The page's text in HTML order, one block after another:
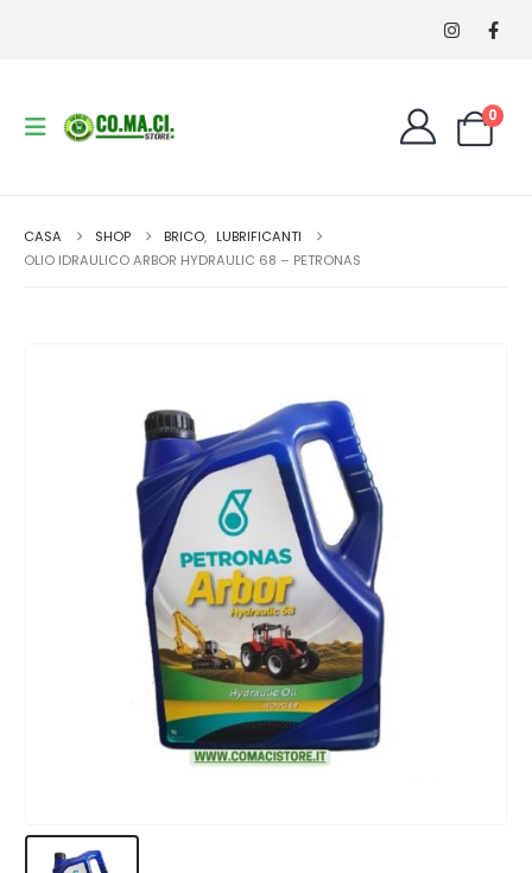
0
CASA SHOP BRICO, LUBRIFICANTI
OLIO IDRAULICO ARBOR HYDRAULIC 68 – PETRONAS